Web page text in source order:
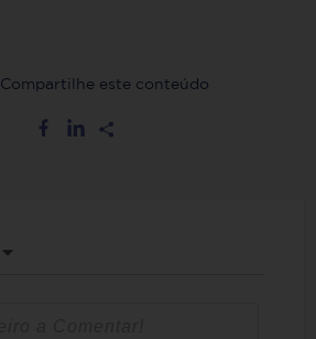
Compartilhe este conteúdo